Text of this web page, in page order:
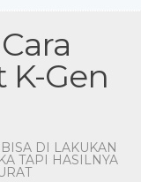
Gen
DI LAKUKAN
TAPI HASILNYA